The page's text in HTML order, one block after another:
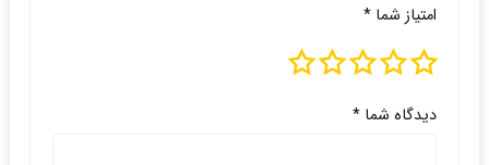
امتیاز شما *
دیدگاه شما *